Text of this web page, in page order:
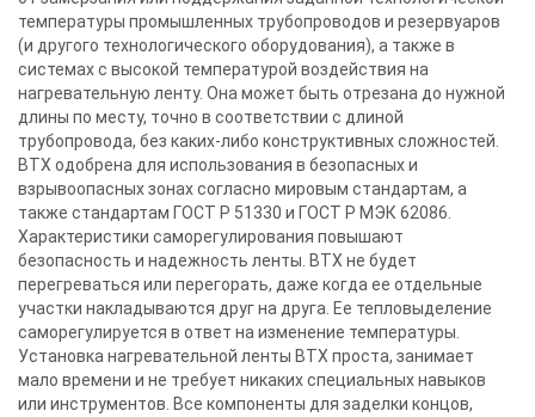
температуры промышленных трубопроводов и резервуаров
(и другого технологического оборудования), а также в
системах с высокой температурой воздействия на
нагревательную ленту. Она может быть отрезана до нужной
длины по месту, точно в соответствии с длиной
трубопровода, без каких-либо конструктивных сложностей.
ВTХ одобрена для использования в безопасных и
взрывоопасных зонах согласно мировым стандартам, а
также стандартам ГОСТ Р 51330 и ГОСТ Р МЭК 62086.
Характеристики саморегулирования повышают
безопасность и надежность ленты. BTХ не будет
перегреваться или перегорать, даже когда ее отдельные
участки накладываются друг на друга. Ее тепловыделение
саморегулируется в ответ на изменение температуры.
Установка нагревательной ленты BTХ проста, занимает
мало времени и не требует никаких специальных навыков
или инструментов. Все компоненты для заделки концов,